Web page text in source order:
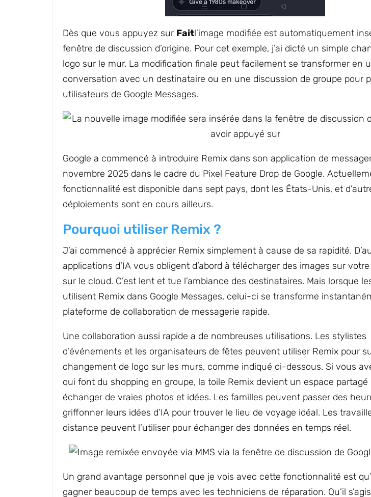
Dès que vous appuyez sur Faitl’image modifiée est automatiquement
fenêtre de discussion d’origine. Pour cet exemple, j’ai dicté un simple
logo sur le mur. La modification finale peut facilement se transformer en
conversation avec un destinataire ou en une discussion de groupe pour
utilisateurs de Google Messages.
Google a commencé à introduire Remix dans son application de
novembre 2025 dans le cadre du Pixel Feature Drop de Google.
fonctionnalité est disponible dans sept pays, dont les États-Unis, et
déploiements sont en cours ailleurs.
Pourquoi utiliser Remix ?
J’ai commencé à apprécier Remix simplement à cause de sa rapidité.
applications d’IA vous obligent d’abord à télécharger des images sur
sur le cloud. C’est lent et tue l’ambiance des destinataires. Mais lorsque
utilisent Remix dans Google Messages, celui-ci se transforme
plateforme de collaboration de messagerie rapide.
Une collaboration aussi rapide a de nombreuses utilisations. Les stylistes
d’événements et les organisateurs de fêtes peuvent utiliser Remix pour
changement de logo sur les murs, comme indiqué ci-dessous. Si vous
qui font du shopping en groupe, la toile Remix devient un espace partagé
échanger de vraies photos et idées. Les familles peuvent passer des
griffonner leurs idées d’IA pour trouver le lieu de voyage idéal. Les
distance peuvent l’utiliser pour échanger des données en temps réel.
Un grand avantage personnel que je vois avec cette fonctionnalité est
gagner beaucoup de temps avec les techniciens de réparation. Qu’il